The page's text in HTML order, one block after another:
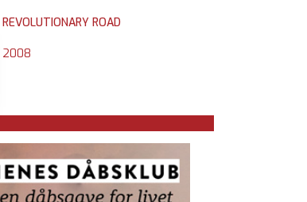
REVOLUTIONARY ROAD
2008